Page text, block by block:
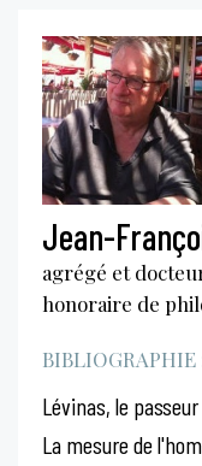
Jean-
agrégé et
honoraire de
BIBLIOGRAPHIE
Lévinas, le
La mesure de